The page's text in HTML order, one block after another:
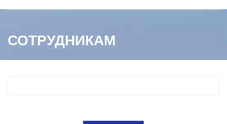
СОТРУДНИКАМ